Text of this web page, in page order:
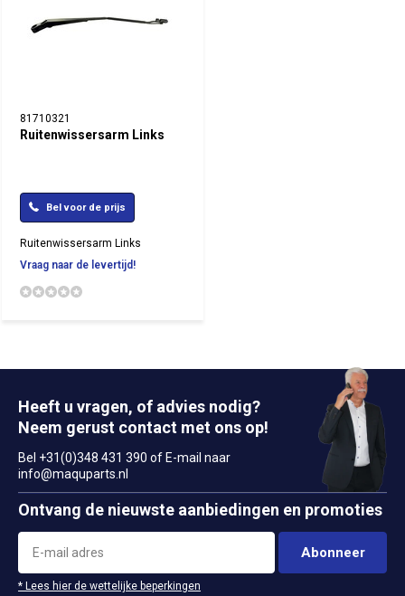
81710321
Ruitenwissersarm Links
Bel voor de prijs
Ruitenwissersarm Links
Vraag naar de levertijd!
Heeft u vragen, of advies nodig?
Neem gerust contact met ons op!
Bel +31(0)348 431 390 of E-mail naar
info@maquparts.nl
Ontvang de nieuwste aanbiedingen en promoties
Abonneer
* Lees hier de wettelijke beperkingen